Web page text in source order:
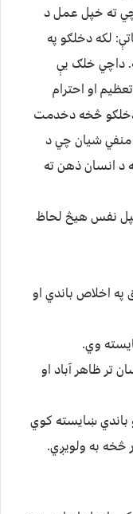
ته خپل عمل د
لکه دخلګو په
داچي خلګ يې
او احترام
څخه دخدمت
منفي شيان چي د
انسان ذهن ته
نفس هيڅ لحاظ
اخلاص باندي او
وي.
تر ظاهر آباد او
باندي ښايسته کوي
څخه به ولويږي.